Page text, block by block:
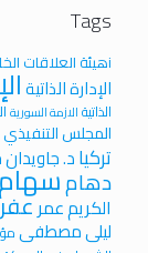
Tags
iهيئة العلاقات الخارجية
الإدارة الذاتية
الذاتية الازمة السورية
المجلس التنفيذي
تركياد.
دهام
الكريم عمر
ليلى مصطفى